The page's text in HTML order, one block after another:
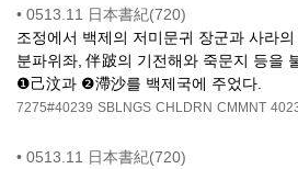
• 0513.11 日本書紀(720)
조정에서 백제의 저미문귀 장군과 사라
분파위좌, 伴跛의 기전해와 죽문지 등을
❶己汶과 ❷滯沙를 백제국에 주었다.
7275#40239 SBLNGS CHLDRN CMMNT
• 0513.11 日本書紀(720)